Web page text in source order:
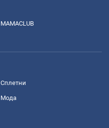
MAMACLUB
Сплетни
Мода